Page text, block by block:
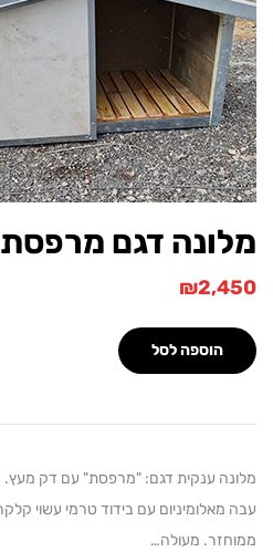
דגם מרפסת
₪
הוספה לסל
ענקית דגם: "מרפסת" עם דק מעץ. כל
עם בידוד טרמי עשוי קלקר. קלה
מעולה…